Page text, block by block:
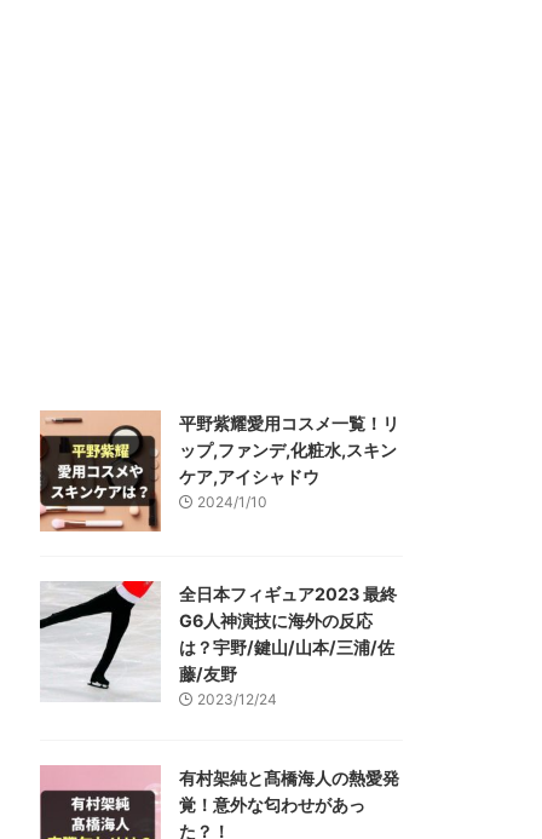
平野紫耀愛用コスメ一覧！リ
ップ,ファンデ,化粧水,スキン
ケア,アイシャドウ
2024/1/10
全日本フィギュア2023 最終
G6人神演技に海外の反応
は？宇野/鍵山/山本/三浦/佐
藤/友野
2023/12/24
有村架純と髙橋海人の熱愛発
覚！意外な匂わせがあっ
た？！